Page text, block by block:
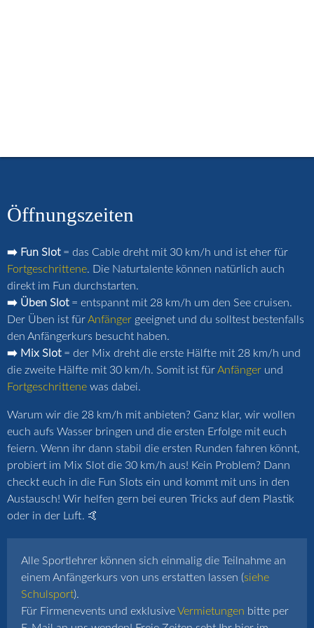
Öffnungszeiten
➡️ Fun Slot= das Cable dreht mit 30 km/h und ist eher für
Fortgeschrittene. Die Naturtalente können natürlich auch
direkt im Fun durchstarten.
➡️ Üben Slot= entspannt mit 28 km/h um den See cruisen.
Der Üben ist fürAnfänger geeignet und du solltest bestenfalls
den Anfängerkurs besucht haben.
➡️ Mix Slot= der Mix dreht die erste Hälfte mit 28 km/h und
die zweite Hälfte mit 30 km/h. Somit ist fürAnfänger und
Fortgeschrittene was dabei.
Warum wir die 28 km/h mit anbieten? Ganz klar, wir wollen
euch aufs Wasser bringen und die ersten Erfolge mit euch
feiern. Wenn ihr dann stabil die ersten Runden fahren könnt,
probiert im Mix Slot die 30 km/h aus! Kein Problem? Dann
checkt euch in die Fun Slots ein und kommt mit uns in den
Austausch! Wir helfen gern bei euren Tricks auf dem Plastik
oder in der Luft. 🤙
Alle Sportlehrer können sich einmalig die Teilnahme an
einem Anfängerkurs von uns erstatten lassen (siehe
Schulsport).
Für Firmenevents und exklusiveVermietungen bitte per